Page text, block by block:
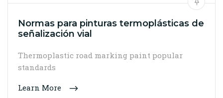
Normas para pinturas termoplásticas de
señalización vial
Thermoplastic road marking paint popular
standards
Learn More